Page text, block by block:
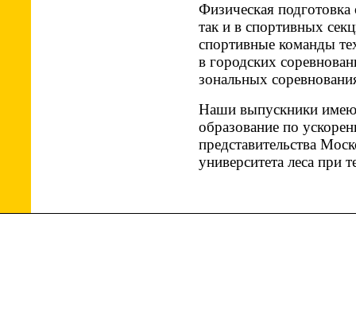
Физическая подготовка
так и в спор­тивных
спортивные команды
в городских
зональных
Наши выпускники
образование по
представительства
университета леса при